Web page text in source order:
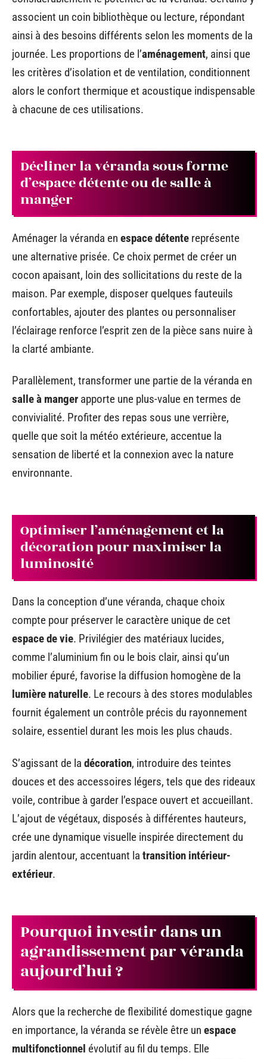
associent un coin bibliothèque ou lecture, répondant
ainsi à des besoins différents selon les moments de la
journée. Les proportions de l’aménagement, ainsi que
les critères d’isolation et de ventilation, conditionnent
alors le confort thermique et acoustique indispensable
à chacune de ces utilisations.
Décliner la véranda sous forme
d’espace détente ou de salle à
manger
Aménager la véranda en espace détente représente
une alternative prisée. Ce choix permet de créer un
cocon apaisant, loin des sollicitations du reste de la
maison. Par exemple, disposer quelques fauteuils
confortables, ajouter des plantes ou personnaliser
l’éclairage renforce l’esprit zen de la pièce sans nuire à
la clarté ambiante.
Parallèlement, transformer une partie de la véranda en
salle à manger apporte une plus-value en termes de
convivialité. Profiter des repas sous une verrière,
quelle que soit la météo extérieure, accentue la
sensation de liberté et la connexion avec la nature
environnante.
Optimiser l’aménagement et la
décoration pour maximiser la
luminosité
Dans la conception d’une véranda, chaque choix
compte pour préserver le caractère unique de cet
espace de vie. Privilégier des matériaux lucides,
comme l’aluminium fin ou le bois clair, ainsi qu’un
mobilier épuré, favorise la diffusion homogène de la
lumière naturelle. Le recours à des stores modulables
fournit également un contrôle précis du rayonnement
solaire, essentiel durant les mois les plus chauds.
S’agissant de la décoration, introduire des teintes
douces et des accessoires légers, tels que des rideaux
voile, contribue à garder l’espace ouvert et accueillant.
L’ajout de végétaux, disposés à différentes hauteurs,
crée une dynamique visuelle inspirée directement du
jardin alentour, accentuant la transition intérieur-
extérieur.
Pourquoi investir dans un
agrandissement par véranda
aujourd’hui ?
Alors que la recherche de flexibilité domestique gagne
en importance, la véranda se révèle être un espace
multifonctionnel évolutif au fil du temps. Elle